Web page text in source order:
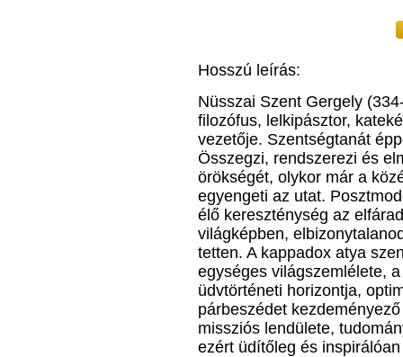
Hosszú leírás:
Nüsszai Szent Gergely
filozófus, lelkipásztor,
vezetője. Szentségtanát
Összegzi, rendszerezi és
örökségét, olykor már a
egyengeti az utat.
élő kereszténység az
világképben,
tetten. A kappadox atya
egységes világszemlélete,
üdvtörténeti horizontja,
párbeszédet
missziós lendülete,
ezért üdítőleg és